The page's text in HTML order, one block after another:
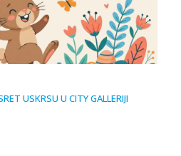
USKRSU U CITY GALLERIJI